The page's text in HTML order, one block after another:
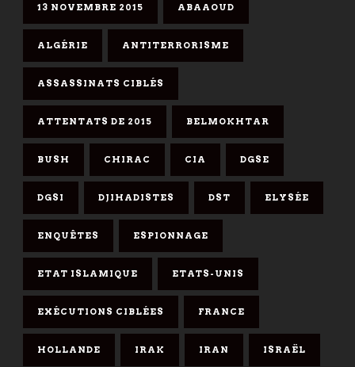
13 NOVEMBRE 2015 ABAAOUD
ALGÉRIE ANTITERRORISME
ASSASSINATS CIBLÉS
ATTENTATS DE 2015 BELMOKHTAR
BUSH CHIRAC CIA DGSE
DGSI DJIHADISTES DST ELYSÉE
ENQUÊTES ESPIONNAGE
ETAT ISLAMIQUE ETATS-UNIS
EXÉCUTIONS CIBLÉES FRANCE
HOLLANDE IRAK IRAN ISRAËL